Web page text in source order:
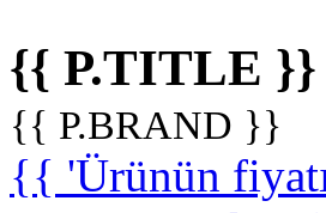
{{ P.TITLE }}
{{ P.BRAND }}
{{ 'Ürünün